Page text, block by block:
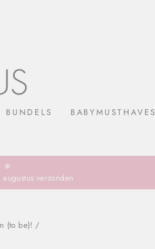
BUNDELS BABYMUSTHAVES
verzonden
(to be)! /